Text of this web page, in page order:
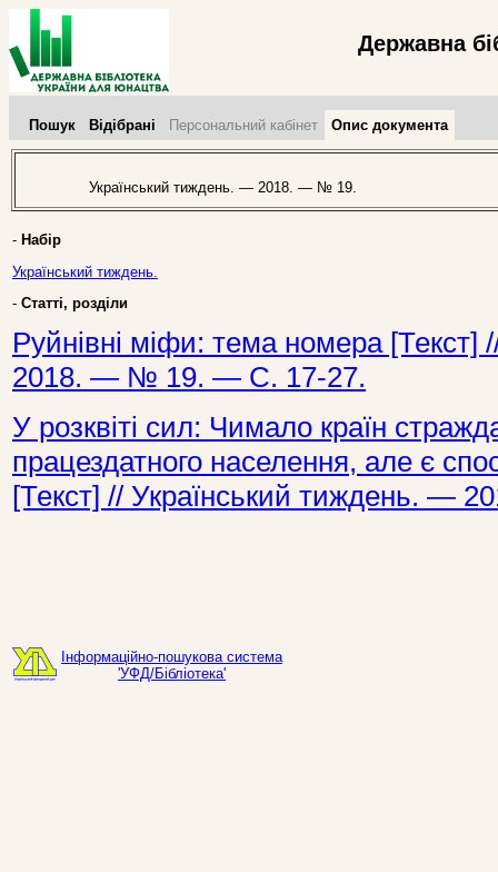
Державна
Пошук Відібрані Персональний кабінет Опис документа
Український тиждень. — 2018. — № 19.
- Набір
Український тиждень.
- Статті, розділи
Руйнівні міфи: тема номера
2018. — № 19. — С. 17-27.
У розквіті сил: Чимало країн
працездатного населення, але є
[Текст] // Український тиждень.
Інформаційно-пошукова система
'УФД/Бібліотека'